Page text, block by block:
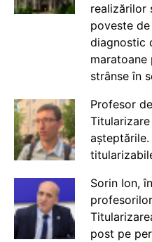
realizărilor
poveste
diagnostic
maratoane
strânse în
Profesor
Sorin Ion,
post pe